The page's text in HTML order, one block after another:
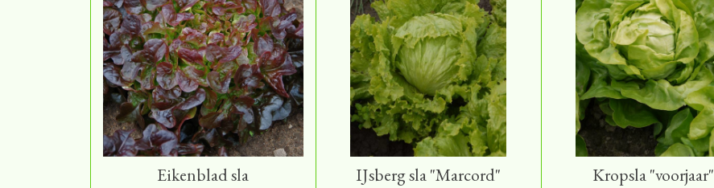
Eikenblad sla IJsberg sla "Marcord" Kropsla "voorjaar"